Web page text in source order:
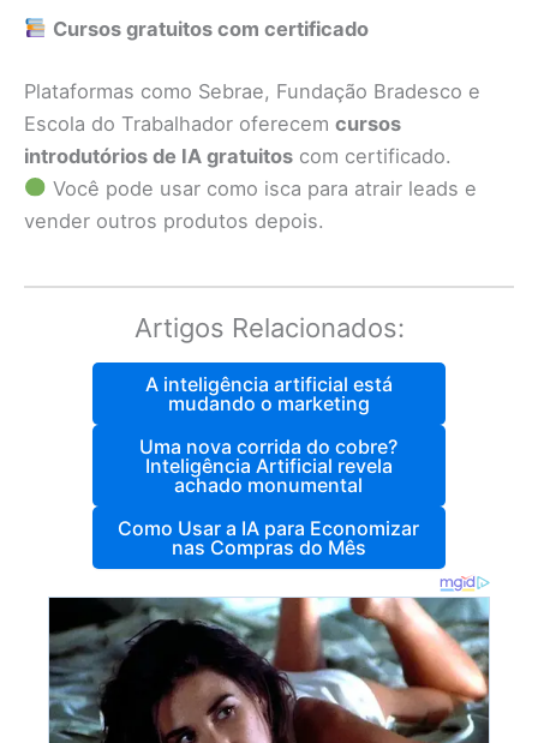
Cursos gratuitos com certificado
Plataformas como Sebrae, Fundação Bradesco e
Escola do Trabalhador oferecem cursos
introdutórios de IA gratuitos com certificado.
Você pode usar como isca para atrair leads e
vender outros produtos depois.
Artigos Relacionados:
A inteligência artificial está
mudando o marketing
Uma nova corrida do cobre?
Inteligência Artificial revela
achado monumental
Como Usar a IA para Economizar
nas Compras do Mês